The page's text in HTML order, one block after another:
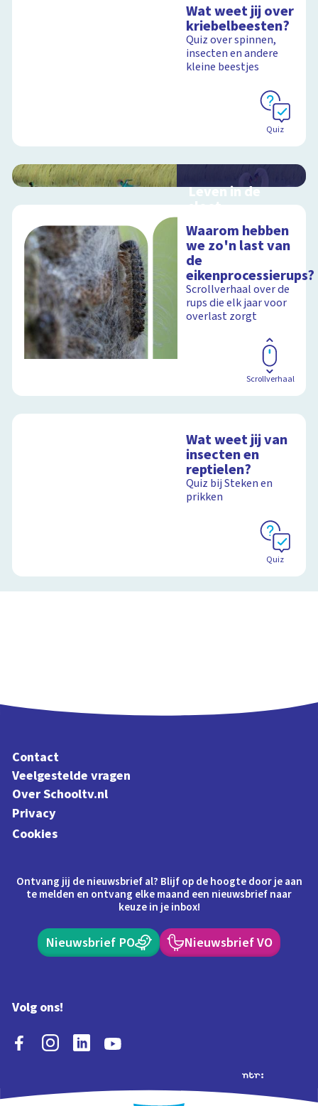
Wat weet jij over
kriebelbeesten?
Quiz over spinnen,
insecten en andere
kleine beestjes
Quiz
Leven in de
sloot
schoolplaat over het
slootleven
Schoolplaat
Waarom hebben
we zo'n last van
de
eikenprocessierups?
Scrollverhaal over de
rups die elk jaar voor
overlast zorgt
Scrollverhaal
Wat weet jij van
insecten en
reptielen?
Quiz bij Steken en
prikken
Quiz
Contact
Veelgestelde vragen
Over Schooltv.nl
Privacy
Cookies
Ontvang jij de nieuwsbrief al? Blijf op de hoogte door je aan
te melden en ontvang elke maand een nieuwsbrief naar
keuze in je inbox!
Nieuwsbrief PO Nieuwsbrief VO
Volg ons!